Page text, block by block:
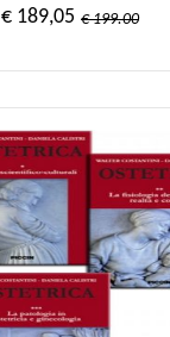
€ 189,05 € 199.00